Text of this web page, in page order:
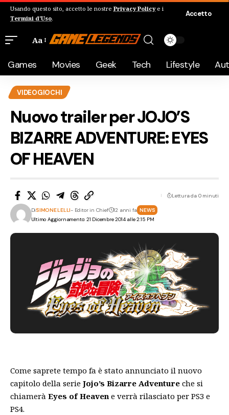
Usando questo sito, accetto le nostre Privacy Policye i
Termini d'Uso.
Accetto
Aa
Games Movies Geek Tech Lifestyle
VIDEOGIOCHI
Nuovo trailer per JOJO’S
BIZARRE ADVENTURE: EYES
OF HEAVEN
Ultimo Aggiornamento: 21 Dicembre 2014 alle 2:15 PM
DiSIMONE LELLI- Editor in Chief 12 anni fa NEWS
Lettura da 0 minuti
Come saprete tempo fa è stato annunciato il nuovo
capitolo della serie Jojo’s Bizarre Adventure che si
chiamerà Eyes of Heaven e verrà rilasciato per PS3 e
PS4.